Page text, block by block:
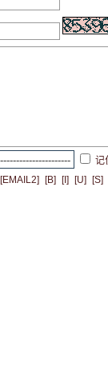
记
[EMAIL2] [B] [I] [U] [S]